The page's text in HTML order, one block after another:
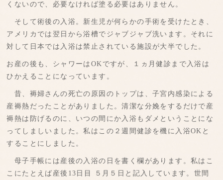
くないので、必要なければ塗る必要はありません。
そして術後の入浴。新生児が何らかの手術を受けたとき、
アメリカでは翌日から浴槽でジャブジャブ洗います。それに
対して日本では入浴は禁止されている施設が大半でした。
お産の後も、シャワーはOKですが、１ヵ月健診まで入浴は
ひかえることになっています。
昔、褥婦さんの死亡の原因のトップは、子宮内感染による
産褥熱だったことがありました。清潔な分娩をするだけで産
褥熱は防げるのに、いつの間にか入浴もダメということにな
ってしましいました。私はこの２週間健診を機に入浴OKと
することにしました。
母子手帳には産後の入浴の日を書く欄があります。私はこ
こにたとえば産後13日目 ５月５日と記入しています。世間